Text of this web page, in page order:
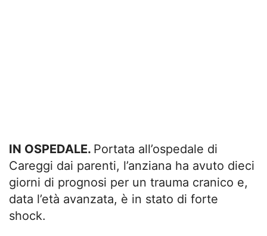
IN OSPEDALE. Portata all’ospedale di
Careggi dai parenti, l’anziana ha avuto dieci
giorni di prognosi per un trauma cranico e,
data l’età avanzata, è in stato di forte
shock.